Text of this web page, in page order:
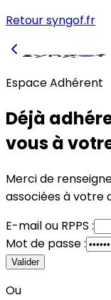
Retour syngof.fr
Espace Adhérent
Déjà
vous à
Merci de
associées à votre
E-mailou RPPS :
Mot de passe :
Valider
Ou